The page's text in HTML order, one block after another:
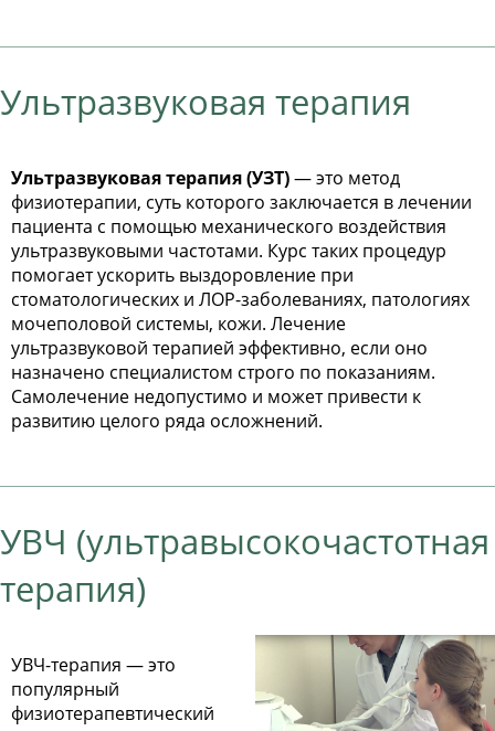
Ультразвуковая терапия
Ультразвуковая терапия (УЗТ)— это метод
физиотерапии, суть которого заключается в лечении
пациента с помощью механического воздействия
ультразвуковыми частотами. Курс таких процедур
помогает ускорить выздоровление при
стоматологических и ЛОР-заболеваниях, патологиях
мочеполовой системы, кожи. Лечение
ультразвуковой терапией эффективно, если оно
назначено специалистом строго по показаниям.
Самолечение недопустимо и может привести к
развитию целого ряда осложнений.
УВЧ (ультравысокочастотная
терапия)
УВЧ-терапия — это
популярный
физиотерапевтический